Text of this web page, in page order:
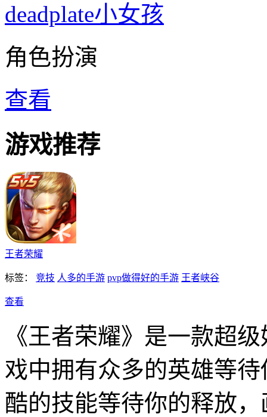
deadplate小女孩
角色扮演
查看
游戏推荐
王者荣耀
标签： 竞技 人多的手游 pvp做得好的手游 王者峡谷
查看
《王者荣耀》是一款超
戏中拥有众多的英雄等
酷的技能等待你的释放